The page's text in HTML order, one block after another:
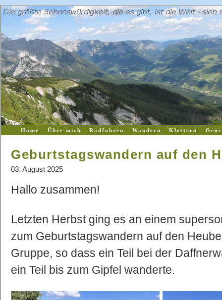
Home Über mich Radfahren Wandern Klettern
Geburtstagswandern auf den
03. August 2025
Hallo zusammen!
Letzten Herbst ging es an einem
zum Geburtstagswandern auf den
Gruppe, so dass ein Teil bei der
ein Teil bis zum Gipfel wanderte.